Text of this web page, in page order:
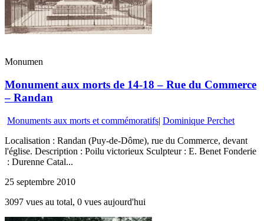
Monumen
Monument aux morts de 14-18 – Rue du Commerce
– Randan
Monuments aux morts et commémoratifs| Dominique Perchet
Localisation : Randan (Puy-de-Dôme), rue du Commerce, devant
l'église. Description : Poilu victorieux Sculpteur : E. Benet Fonderie
: Durenne Catal...
25 septembre 2010
3097 vues au total, 0 vues aujourd'hui